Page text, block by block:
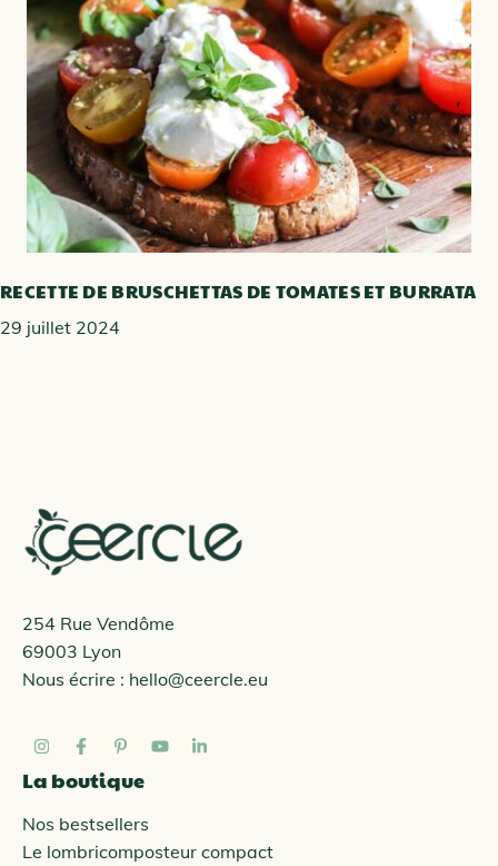
RECETTE DE BRUSCHETTAS DE TOMATES ET BURRATA
29 juillet 2024
254 Rue Vendôme
69003 Lyon
Nous écrire : hello@ceercle.eu
La boutique
Nos bestsellers
Le lombricomposteur compact